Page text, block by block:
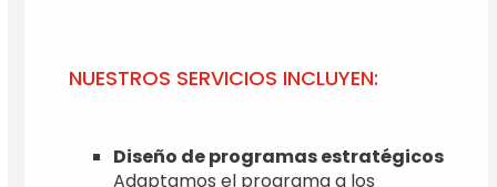
NUESTROS SERVICIOS INCLUYEN:
Diseño de programas estratégicos
Adaptamos el programa a los